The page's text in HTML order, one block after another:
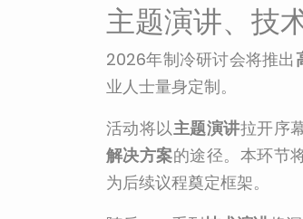
主题演讲、技
2026年制冷研讨会将推出
业人士量身定制。
活动将以主题演讲拉开序
解决方案的途径。本环节
为后续议程奠定框架。